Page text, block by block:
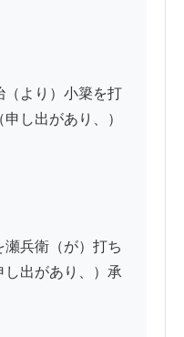
（より）小簗を打
し出があり、）
兵衛（が）打ち
し出があり、）承